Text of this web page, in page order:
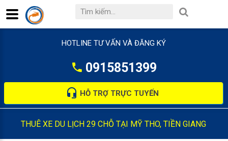
HOTLINE TƯ VẤN VÀ ĐĂNG KÝ
0915851399
HỖ TRỢ TRỰC TUYẾN
THUÊ XE DU LỊCH 29 CHỖ TẠI MỸ THO, TIỀN GIANG